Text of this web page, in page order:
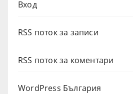
Вход
RSS поток за записи
RSS поток за коментари
WordPress България